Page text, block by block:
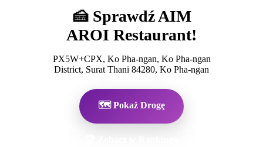
🍰 Sprawdź AIM
AROI Restaurant!
PX5W+CPX, Ko Pha-ngan, Ko Pha-ngan
District, Surat Thani 84280, Ko Pha-ngan
🗺️ Pokaż Drogę